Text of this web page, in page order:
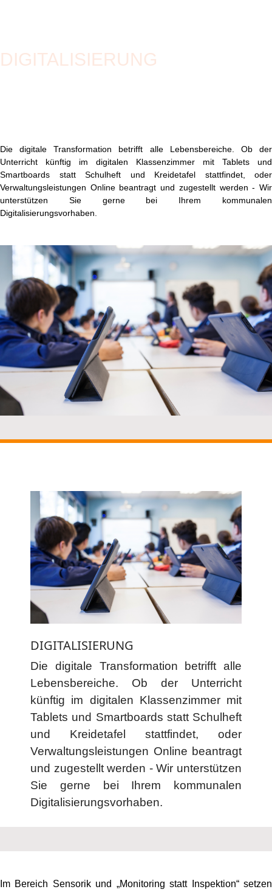
DIGITALISIERUNG
Die digitale Transformation betrifft alle Lebensbereiche. Ob der
Unterricht künftig im digitalen Klassenzimmer mit Tablets und
Smartboards statt Schulheft und Kreidetafel stattfindet, oder
Verwaltungsleistungen Online beantragt und zugestellt werden - Wir
unterstützen Sie gerne bei Ihrem kommunalen
Digitalisierungsvorhaben.
DIGITALISIERUNG
Die digitale Transformation betrifft alle
Lebensbereiche. Ob der Unterricht
künftig im digitalen Klassenzimmer mit
Tablets und Smartboards statt Schulheft
und Kreidetafel stattfindet, oder
Verwaltungsleistungen Online beantragt
und zugestellt werden - Wir unterstützen
Sie gerne bei Ihrem kommunalen
Digitalisierungsvorhaben.
Im Bereich Sensorik und „Monitoring statt Inspektion“ setzen